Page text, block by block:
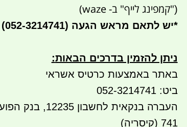
("קמפינג לייף" ב- waze)
*יש לתאם מראש הגעה (052-3214741)
ניתן להזמין בדרכים הבאות:
באתר באמצעות כרטיס אשראי
ביט: 052-3214741
741 (קיסריה)